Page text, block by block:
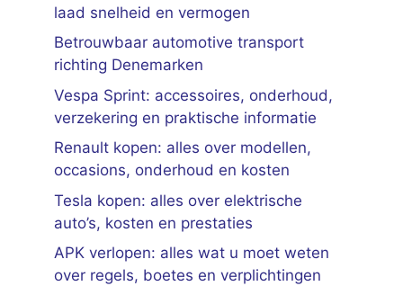
laad snelheid en vermogen
Betrouwbaar automotive transport
richting Denemarken
Vespa Sprint: accessoires, onderhoud,
verzekering en praktische informatie
Renault kopen: alles over modellen,
occasions, onderhoud en kosten
Tesla kopen: alles over elektrische
auto’s, kosten en prestaties
APK verlopen: alles wat u moet weten
over regels, boetes en verplichtingen